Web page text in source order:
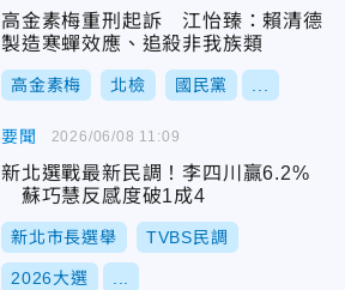
高金素梅重刑起訴 江怡臻：賴清德
製造寒蟬效應、追殺非我族類
高金素梅 北檢 國民黨
要聞
新北選戰最新民調！李四川贏6.2%
蘇巧慧反感度破1成4
新北市長選舉 TVBS民調
2026大選
2026/06/08 11:09